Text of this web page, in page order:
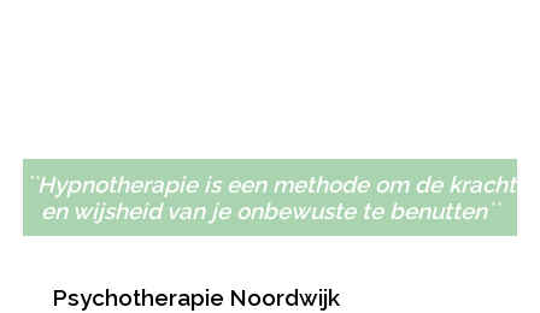
``Hypnotherapie is een methode om de kracht
en wijsheid van je onbewuste te benutten``
Psychotherapie Noordwijk